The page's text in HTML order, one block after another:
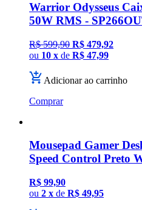
Warrior Odysseus
50W RMS -
R$ 599,90 R$ 479,92
ou 10 x de R$ 47,99
Adicionar ao carrinho
Comprar
Mousepad Gamer
Speed Control Preto
R$ 99,90
ou 2 x de R$ 49,95